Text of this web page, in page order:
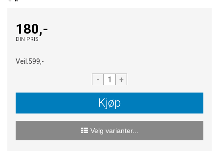
180,-
DIN PRIS
Veil. 599,-
- +
Kjøp
Velg varianter...